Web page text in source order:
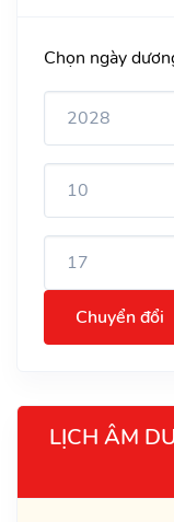
Chọn ngày
Chuyển đổi
LỊCH ÂM